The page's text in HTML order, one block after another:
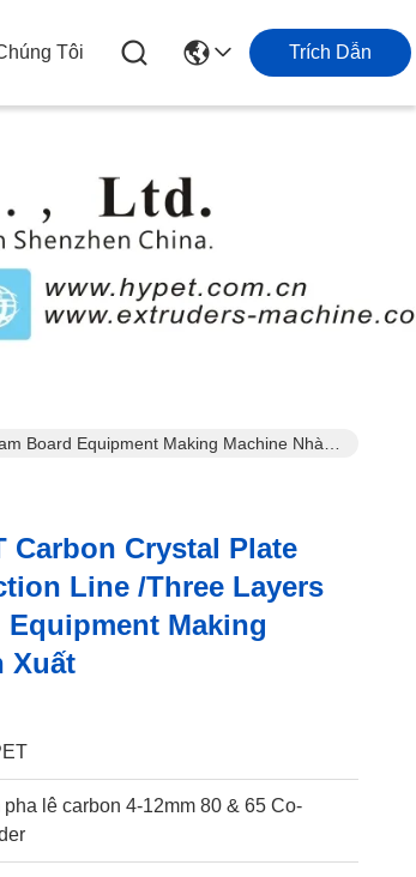
Tôi Trích Dẫn
Board Equipment Making Machine Nhà
Carbon Crystal Plate
Line /Three Layers
Equipment Making
Xuất
pha lê carbon 4-12mm 80 & 65 Co-